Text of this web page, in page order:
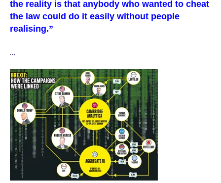
the reality is that anybody who wanted to cheat
the law could do it easily without people
realising.”
…